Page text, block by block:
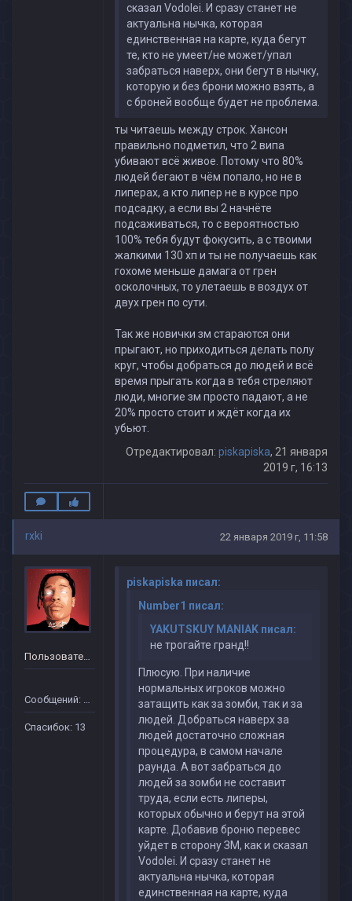
сказал Vodolei. И сразу станет не
актуальна нычка, которая
единственная на карте, куда бегут
те, кто не умеет/не может/упал
забраться наверх, они бегут в нычку,
которую и без брони можно взять, а
с броней вообще будет не проблема.
ты читаешь между строк. Хансон
правильно подметил, что 2 випа
убивают всё живое. Потому что 80%
людей бегают в чём попало, но не в
липерах, а кто липер не в курсе про
подсадку, а если вы 2 начнёте
подсаживаться, то с вероятностью
100% тебя будут фокусить, а с твоими
жалкими 130 хп и ты не получаешь как
гохоме меньше дамага от грен
осколочных, то улетаешь в воздух от
двух грен по сути.
Так же новички зм стараются они
прыгают, но приходиться делать полу
круг, чтобы добраться до людей и всё
время прыгать когда в тебя стреляют
люди, многие зм просто падают, а не
20% просто стоит и ждёт когда их
убьют.
Отредактировал: piskapiska, 21 января
2019 г, 16:13
rxki 22 января 2019 г, 11:58
Пользователь
Сообщений: 19
Спасибок: 13
piskapiska писал:
Number1 писал:
YAKUTSKUY MANIAK писал:
не трогайте гранд!!
Плюсую. При наличие
нормальных игроков можно
затащить как за зомби, так и за
людей. Добраться наверх за
людей достаточно сложная
процедура, в самом начале
раунда. А вот забраться до
людей за зомби не составит
труда, если есть липеры,
которых обычно и берут на этой
карте. Добавив броню перевес
уйдет в сторону ЗМ, как и сказал
Vodolei. И сразу станет не
актуальна нычка, которая
единственная на карте, куда